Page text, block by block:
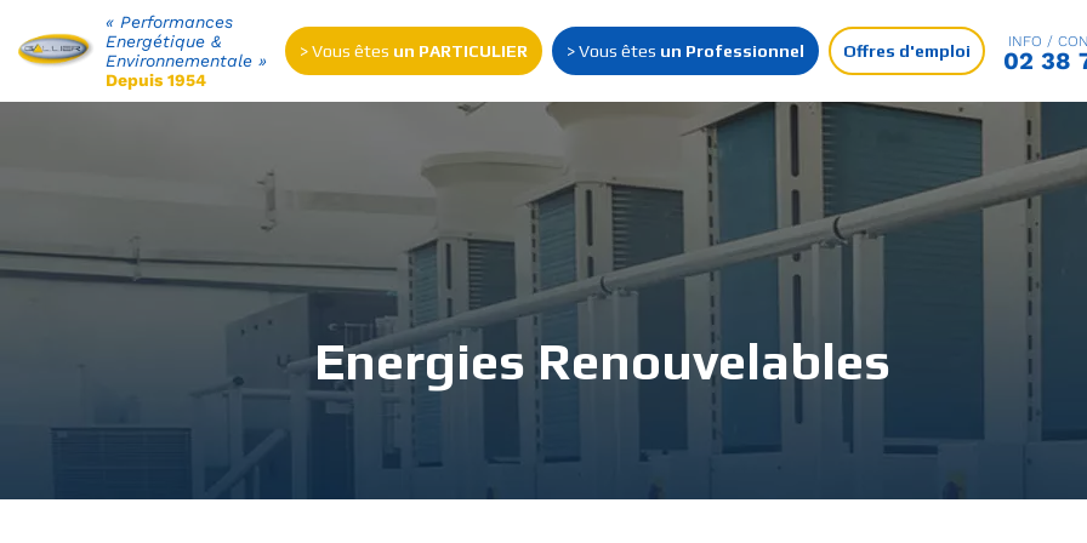
« Performances
Energétique &
Environnementale »
Depuis 1954
> Vous êtes un PARTICULIER > Vous êtes un Professionnel Offres d'emploi
INFO /
02 38
Energies Renouvelables